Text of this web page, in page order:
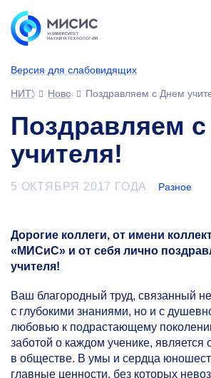
Версия для слабовидящих
НИТУ МИСИС
НовостиПоздравляем с Днем
Поздравляем
учителя!
5 ОКТЯБРЯ 2017 ГОДА Разное
Дорогие коллеги, от имени
«МИСиС» и от себя лично
учителя!
Ваш благородный труд, связанный
с глубокими знаниями, но и с
любовью к подрастающему
заботой о каждом ученике,
в обществе. В умы и сердца
главные ценности, без которых